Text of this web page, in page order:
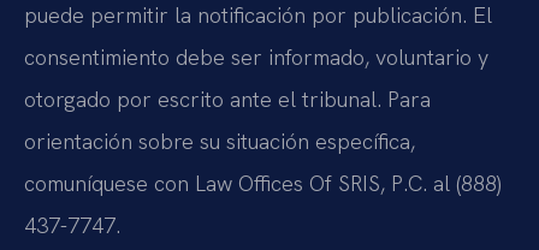
puede permitir la notificación por publicación. El
consentimiento debe ser informado, voluntario y
otorgado por escrito ante el tribunal. Para
orientación sobre su situación específica,
comuníquese con Law Offices Of SRIS, P.C. al (888)
437-7747.